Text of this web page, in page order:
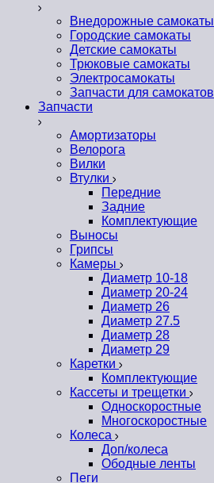
Внедорожные самокаты
Городские самокаты
Детские самокаты
Трюковые самокаты
Электросамокаты
Запчасти для самокатов
Запчасти
Амортизаторы
Велорога
Вилки
Втулки
Передние
Задние
Комплектующие
Выносы
Грипсы
Камеры
Диаметр 10-18
Диаметр 20-24
Диаметр 26
Диаметр 27.5
Диаметр 28
Диаметр 29
Каретки
Комплектующие
Кассеты и трещетки
Односкоростные
Многоскоростные
Колеса
Доп/колеса
Ободные ленты
Пеги